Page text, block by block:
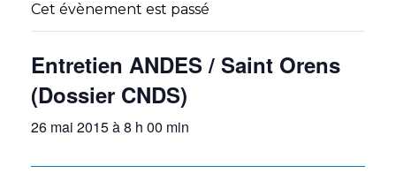
Cet évènement est passé
Entretien ANDES / Saint Orens
(Dossier CNDS)
26 mai 2015 à 8 h 00 min